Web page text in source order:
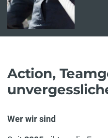
Action,
Wer wir sind